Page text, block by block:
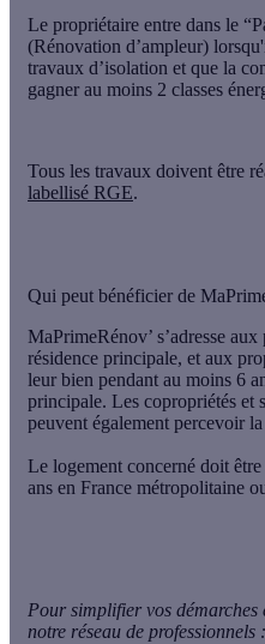
Le propriétaire entre dans le
(Rénovation d’ampleur)
travaux d’isolation et que la
gagner au moins 2 classes
Tous les travaux doivent être
labellisé RGE.
Qui peut bénéficier de
MaPrimeRénov’ s’adresse
résidence principale, et aux
leur bien pendant au moins 6
principale. Les copropriétés et
peuvent également percevoir
Le logement concerné doit
ans en France métropolitaine
Pour simplifier vos démarches
notre réseau de professionnels :